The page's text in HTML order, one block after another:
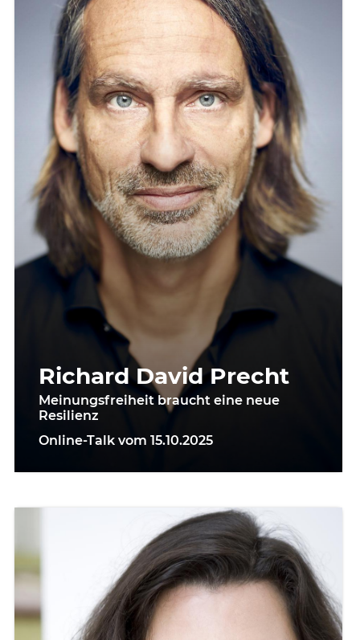
Richard David Precht
Meinungsfreiheit braucht eine neue
Resilienz
Online-Talk vom 15.10.2025